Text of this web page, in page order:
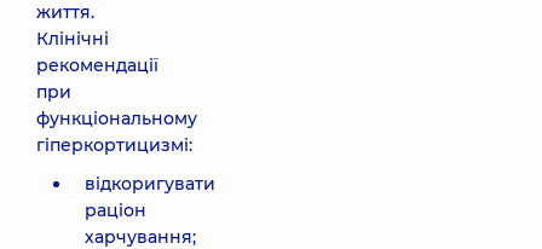
життя.
Клінічні
рекомендації
при
функціональному
гіперкортицизмі:
відкоригувати
раціон
харчування;